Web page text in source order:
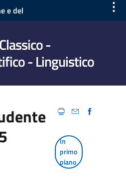
e del
⋮
-
- Linguistico
In
primo
piano